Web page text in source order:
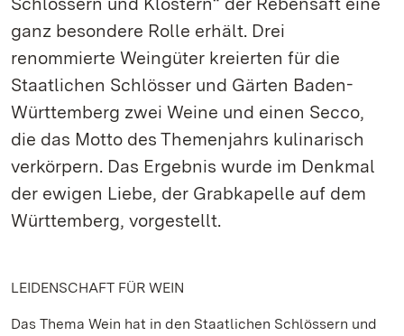
ganz besondere Rolle erhält. Drei
renommierte Weingüter kreierten für die
Staatlichen Schlösser und Gärten Baden-
Württemberg zwei Weine und einen Secco,
die das Motto des Themenjahrs kulinarisch
verkörpern. Das Ergebnis wurde im Denkmal
der ewigen Liebe, der Grabkapelle auf dem
Württemberg, vorgestellt.
LEIDENSCHAFT FÜR WEIN
Das Thema Wein hat in den Staatlichen Schlössern und